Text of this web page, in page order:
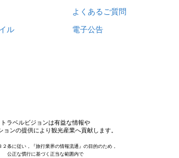
ル
よくあるご質問
電子公告
トラベルビジョンは有益な情報や
ョンの提供により観光産業へ貢献します。
条に従い，『旅行業界の情報流通』の目的のため，
公正な慣行に基づく正当な範囲内で